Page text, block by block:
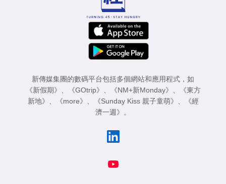
新傳媒集團的數碼平台包括多個網站和應用程式，如
《新假期》
《GOtrip》 《NM+新Monday》
《東方
新地》
《more》 《Sunday Kiss 親子童萌》
《經
濟一週》
。